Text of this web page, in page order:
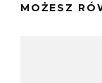
MOŻESZ